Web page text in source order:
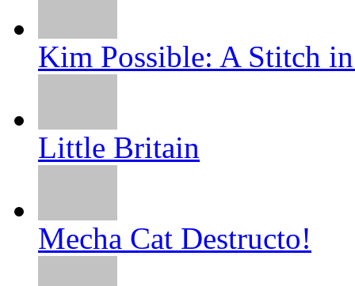
Kim Possible: A Stitch
Little Britain
Mecha Cat Destructo!